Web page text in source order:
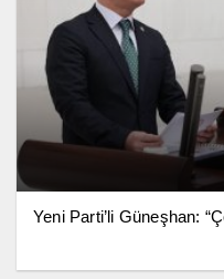
Yeni Parti’li Güneşhan: